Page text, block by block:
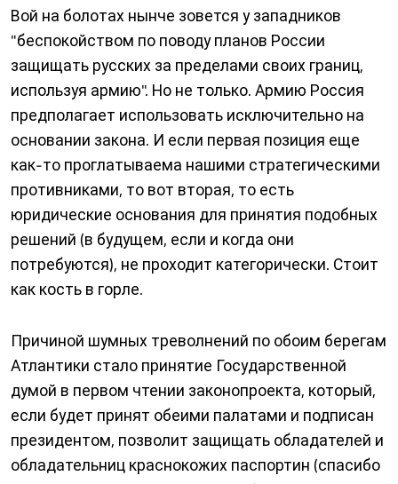
Вой на болотах нынче зовется у западников
"беспокойством по поводу планов России
защищать русских за пределами своих границ,
используя армию". Но не только. Армию Россия
предполагает использовать исключительно на
основании закона. И если первая позиция еще
как-то проглатываема нашими стратегическими
противниками, то вот вторая, то есть
юридические основания для принятия подобных
решений (в будущем, если и когда они
потребуются), не проходит категорически. Стоит
как кость в горле.
Причиной шумных треволнений по обоим берегам
Атлантики стало принятие Государственной
думой в первом чтении законопроекта, который,
если будет принят обеими палатами и подписан
президентом, позволит защищать обладателей и
обладательниц краснокожих паспортин (спасибо